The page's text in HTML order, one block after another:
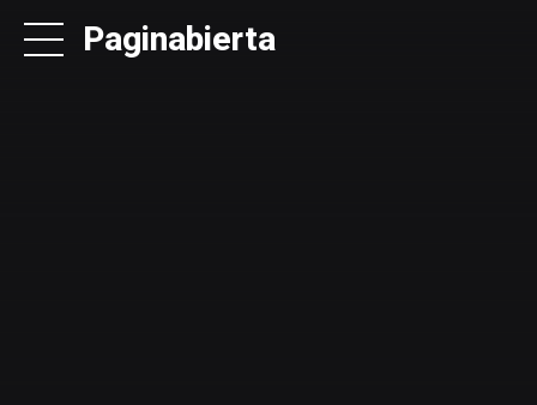
Paginabierta